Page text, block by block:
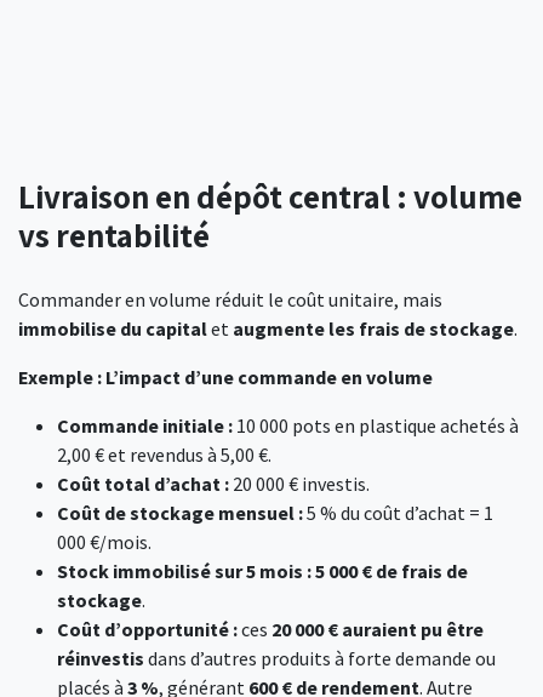
Livraison en dépôt central : volume
vs rentabilité
Commander en volume réduit le coût unitaire, mais
immobilise du capitalet augmente les frais de stockage.
Exemple : L’impact d’une commande en volume
Commande initiale : 10 000 pots en plastique achetés à
2,00 € et revendus à 5,00 €.
Coût total d’achat : 20 000 € investis.
Coût de stockage mensuel :5 % du coût d’achat = 1
000 €/mois.
Stock immobilisé sur 5 mois :5 000 € de frais de
stockage.
Coût d’opportunité :ces 20 000 € auraient pu être
réinvestis dans d’autres produits à forte demande ou
placés à 3 %, générant 600 € de rendement. Autre